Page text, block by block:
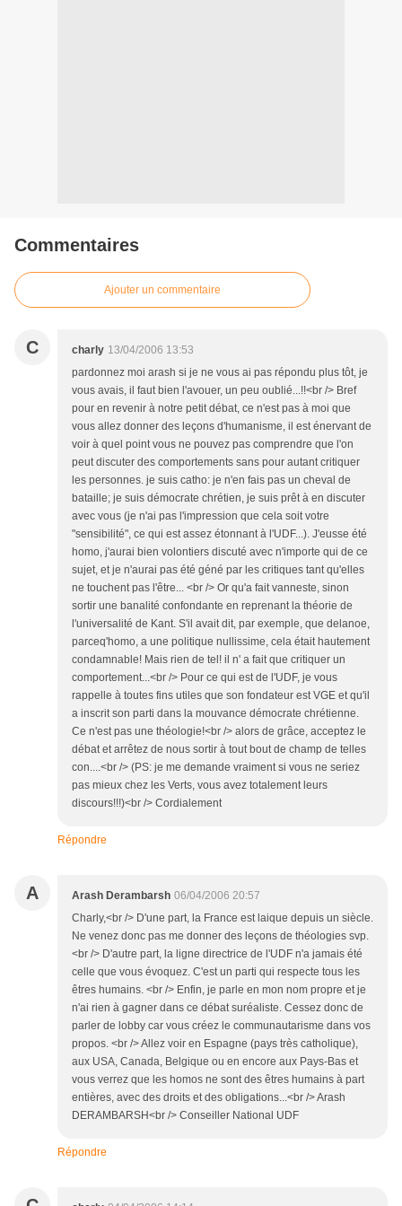
Commentaires
Ajouter un commentaire
C charly 13/04/2006 13:53
pardonnez moi arash si je ne vous ai pas répondu plus tôt, je
vous avais, il faut bien l'avouer, un peu oublié...!!<br /> Bref
pour en revenir à notre petit débat, ce n'est pas à moi que
vous allez donner des leçons d'humanisme, il est énervant de
voir à quel point vous ne pouvez pas comprendre que l'on
peut discuter des comportements sans pour autant critiquer
les personnes. je suis catho: je n'en fais pas un cheval de
bataille; je suis démocrate chrétien, je suis prêt à en discuter
avec vous (je n'ai pas l'impression que cela soit votre
"sensibilité", ce qui est assez étonnant à l'UDF...). J'eusse été
homo, j'aurai bien volontiers discuté avec n'importe qui de ce
sujet, et je n'aurai pas été géné par les critiques tant qu'elles
ne touchent pas l'être... <br /> Or qu'a fait vanneste, sinon
sortir une banalité confondante en reprenant la théorie de
l'universalité de Kant. S'il avait dit, par exemple, que delanoe,
parceq'homo, a une politique nullissime, cela était hautement
condamnable! Mais rien de tel! il n' a fait que critiquer un
comportement...<br /> Pour ce qui est de l'UDF, je vous
rappelle à toutes fins utiles que son fondateur est VGE et qu'il
a inscrit son parti dans la mouvance démocrate chrétienne.
Ce n'est pas une théologie!<br /> alors de grâce, acceptez le
débat et arrêtez de nous sortir à tout bout de champ de telles
con....<br /> (PS: je me demande vraiment si vous ne seriez
pas mieux chez les Verts, vous avez totalement leurs
discours!!!)<br /> Cordialement
Répondre
A Arash Derambarsh 06/04/2006 20:57
Charly,<br /> D'une part, la France est laique depuis un siècle.
Ne venez donc pas me donner des leçons de théologies svp.
<br /> D'autre part, la ligne directrice de l'UDF n'a jamais été
celle que vous évoquez. C'est un parti qui respecte tous les
êtres humains. <br /> Enfin, je parle en mon nom propre et je
n'ai rien à gagner dans ce débat suréaliste. Cessez donc de
parler de lobby car vous créez le communautarisme dans vos
propos. <br /> Allez voir en Espagne (pays très catholique),
aux USA, Canada, Belgique ou en encore aux Pays-Bas et
vous verrez que les homos ne sont des êtres humains à part
entières, avec des droits et des obligations...<br /> Arash
DERAMBARSH<br /> Conseiller National UDF
Répondre